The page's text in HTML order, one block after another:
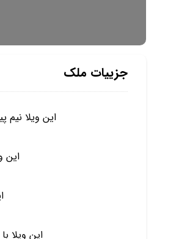
جزییات ملک
این ویلا
این ویلا دارای
این ویلا با شرایط